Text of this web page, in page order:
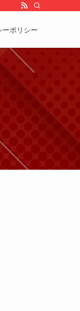
ーポリシー